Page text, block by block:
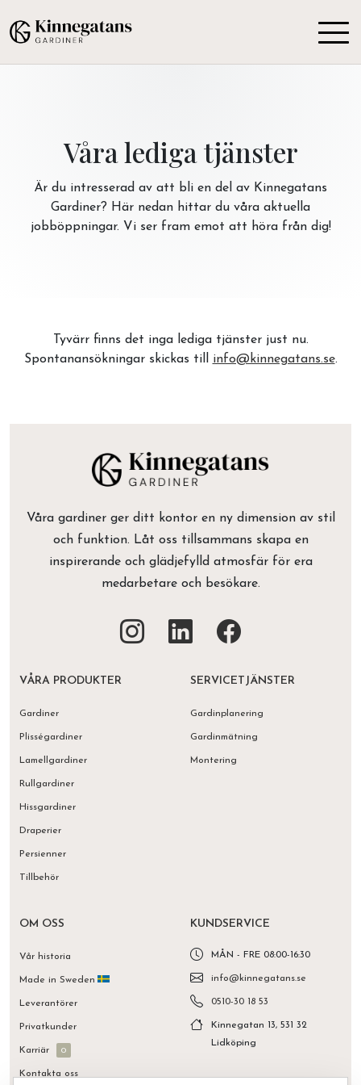
Våra lediga tjänster
Är du intresserad av att bli en del av Kinnegatans
Gardiner? Här nedan hittar du våra aktuella
jobböppningar. Vi ser fram emot att höra från dig!
Tyvärr finns det inga lediga tjänster just nu.
Spontanansökningar skickas till info@kinnegatans.se.
Våra gardiner ger ditt kontor en ny dimension av stil
och funktion. Låt oss tillsammans skapa en
inspirerande och glädjefylld atmosfär för era
medarbetare och besökare.
VÅRA PRODUKTER
Gardiner
Plisségardiner
Lamellgardiner
Rullgardiner
Hissgardiner
Draperier
Persienner
Tillbehör
SERVICETJÄNSTER
Gardinplanering
Gardinmätning
Montering
OM OSS
Vår historia
Made in Sweden
Leverantörer
Privatkunder
Karriär 0
Kontakta oss
KUNDSERVICE
MÅN - FRE 08:00-16:30
info@kinnegatans.se
0510-30 18 53
Kinnegatan 13, 531 32
Lidköping